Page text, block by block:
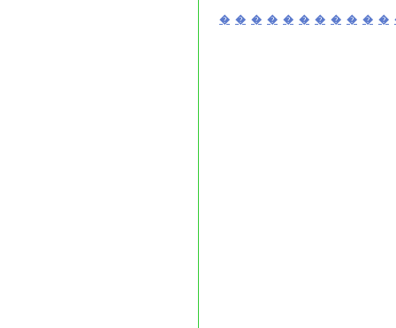
� � � � � � � � � � �